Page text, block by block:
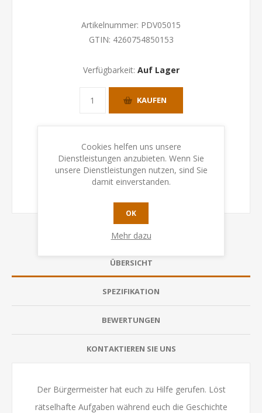
Artikelnummer: PDV05015
GTIN: 4260754850153
Verfügbarkeit: Auf Lager
KAUFEN
ÜBERSICHT
SPEZIFIKATION
BEWERTUNGEN
KONTAKTIEREN SIE UNS
Der Bürgermeister hat euch zu Hilfe gerufen. Löst
rätselhafte Aufgaben während euch die Geschichte
Cookies helfen uns unsere
Dienstleistungen anzubieten. Wenn Sie
unsere Dienstleistungen nutzen, sind Sie
damit einverstanden.
OK
Mehr dazu